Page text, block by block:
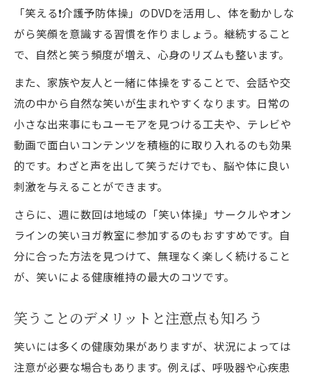
「笑える❗️介護予防体操」のDVDを活用し、体を動かしな
がら笑顔を意識する習慣を作りましょう。継続すること
で、自然と笑う頻度が増え、心身のリズムも整います。
また、家族や友人と一緒に体操をすることで、会話や交
流の中から自然な笑いが生まれやすくなります。日常の
小さな出来事にもユーモアを見つける工夫や、テレビや
動画で面白いコンテンツを積極的に取り入れるのも効果
的です。わざと声を出して笑うだけでも、脳や体に良い
刺激を与えることができます。
さらに、週に数回は地域の「笑い体操」サークルやオン
ラインの笑いヨガ教室に参加するのもおすすめです。自
分に合った方法を見つけて、無理なく楽しく続けること
が、笑いによる健康維持の最大のコツです。
笑うことのデメリットと注意点も知ろう
笑いには多くの健康効果がありますが、状況によっては
注意が必要な場合もあります。例えば、呼吸器や心疾患